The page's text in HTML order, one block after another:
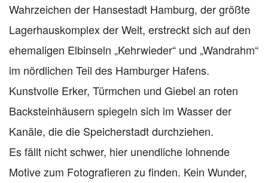
Wahrzeichen der Hansestadt Hamburg, der größte
Lagerhauskomplex der Welt, erstreckt sich auf den
ehemaligen Elbinseln „Kehrwieder“ und „Wandrahm“
im nördlichen Teil des Hamburger Hafens.
Kunstvolle Erker, Türmchen und Giebel an roten
Backsteinhäusern spiegeln sich im Wasser der
Kanäle, die die Speicherstadt durchziehen.
Es fällt nicht schwer, hier unendliche lohnende
Motive zum Fotografieren zu finden. Kein Wunder,